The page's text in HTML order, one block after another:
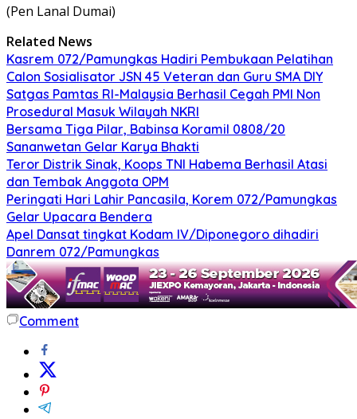
(Pen Lanal Dumai)
Related News
Kasrem 072/Pamungkas Hadiri Pembukaan Pelatihan
Calon Sosialisator JSN 45 Veteran dan Guru SMA DIY
Satgas Pamtas RI-Malaysia Berhasil Cegah PMI Non
Prosedural Masuk Wilayah NKRI
Bersama Tiga Pilar, Babinsa Koramil 0808/20
Sananwetan Gelar Karya Bhakti
Teror Distrik Sinak, Koops TNI Habema Berhasil Atasi
dan Tembak Anggota OPM
Peringati Hari Lahir Pancasila, Korem 072/Pamungkas
Gelar Upacara Bendera
Apel Dansat tingkat Kodam lV/Diponegoro dihadiri
Danrem 072/Pamungkas
Comment